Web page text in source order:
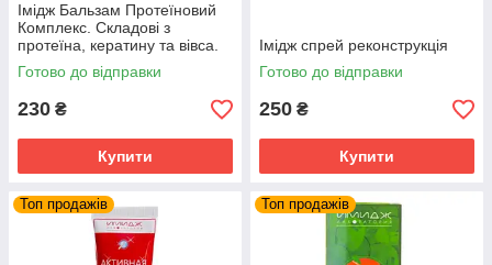
Імідж Бальзам Протеїновий
Комплекс. Складові з
протеїна, кератину та вівса.
Імідж Лабораторія
Готово до відправки
230 ₴
Купити
Імідж спрей реконструкція
Готово до відправки
250 ₴
Купити
Топ продажів Топ продажів